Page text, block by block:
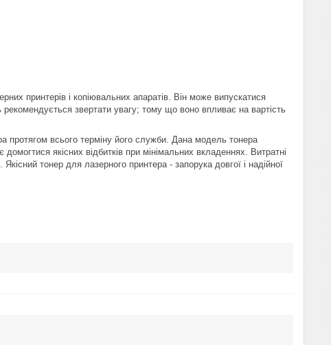
принтерів і копіювальних апаратів. Він може випускатися
звертати увагу; тому що воно впливає на вартість
протягом всього терміну його служби. Дана модель тонера
якісних відбитків при мінімальних вкладеннях. Витратні
тонер для лазерного принтера - запорука довгої і надійної